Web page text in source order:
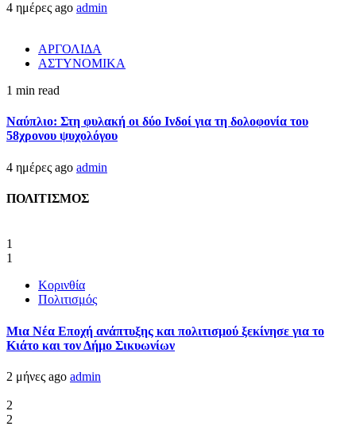
4 ημέρες ago admin
ΑΡΓΟΛΙΔΑ
ΑΣΤΥΝΟΜΙΚΑ
1 min read
Ναύπλιο: Στη φυλακή οι δύο Ινδοί για τη δολοφονία του
58χρονου ψυχολόγου
4 ημέρες ago admin
ΠΟΛΙΤΙΣΜΟΣ
1
1
Κορινθία
Πολιτισμός
Μια Νέα Εποχή ανάπτυξης και πολιτισμού ξεκίνησε για το
Κιάτο και τον Δήμο Σικυωνίων
2 μήνες ago admin
2
2